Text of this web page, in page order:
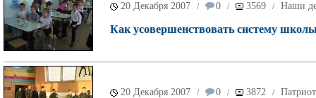
20 Декабря 2007 / 0 / 3569 / Наши
Как усовершенствовать систему
20 Декабря 2007 / 0 / 3872 / Патриот